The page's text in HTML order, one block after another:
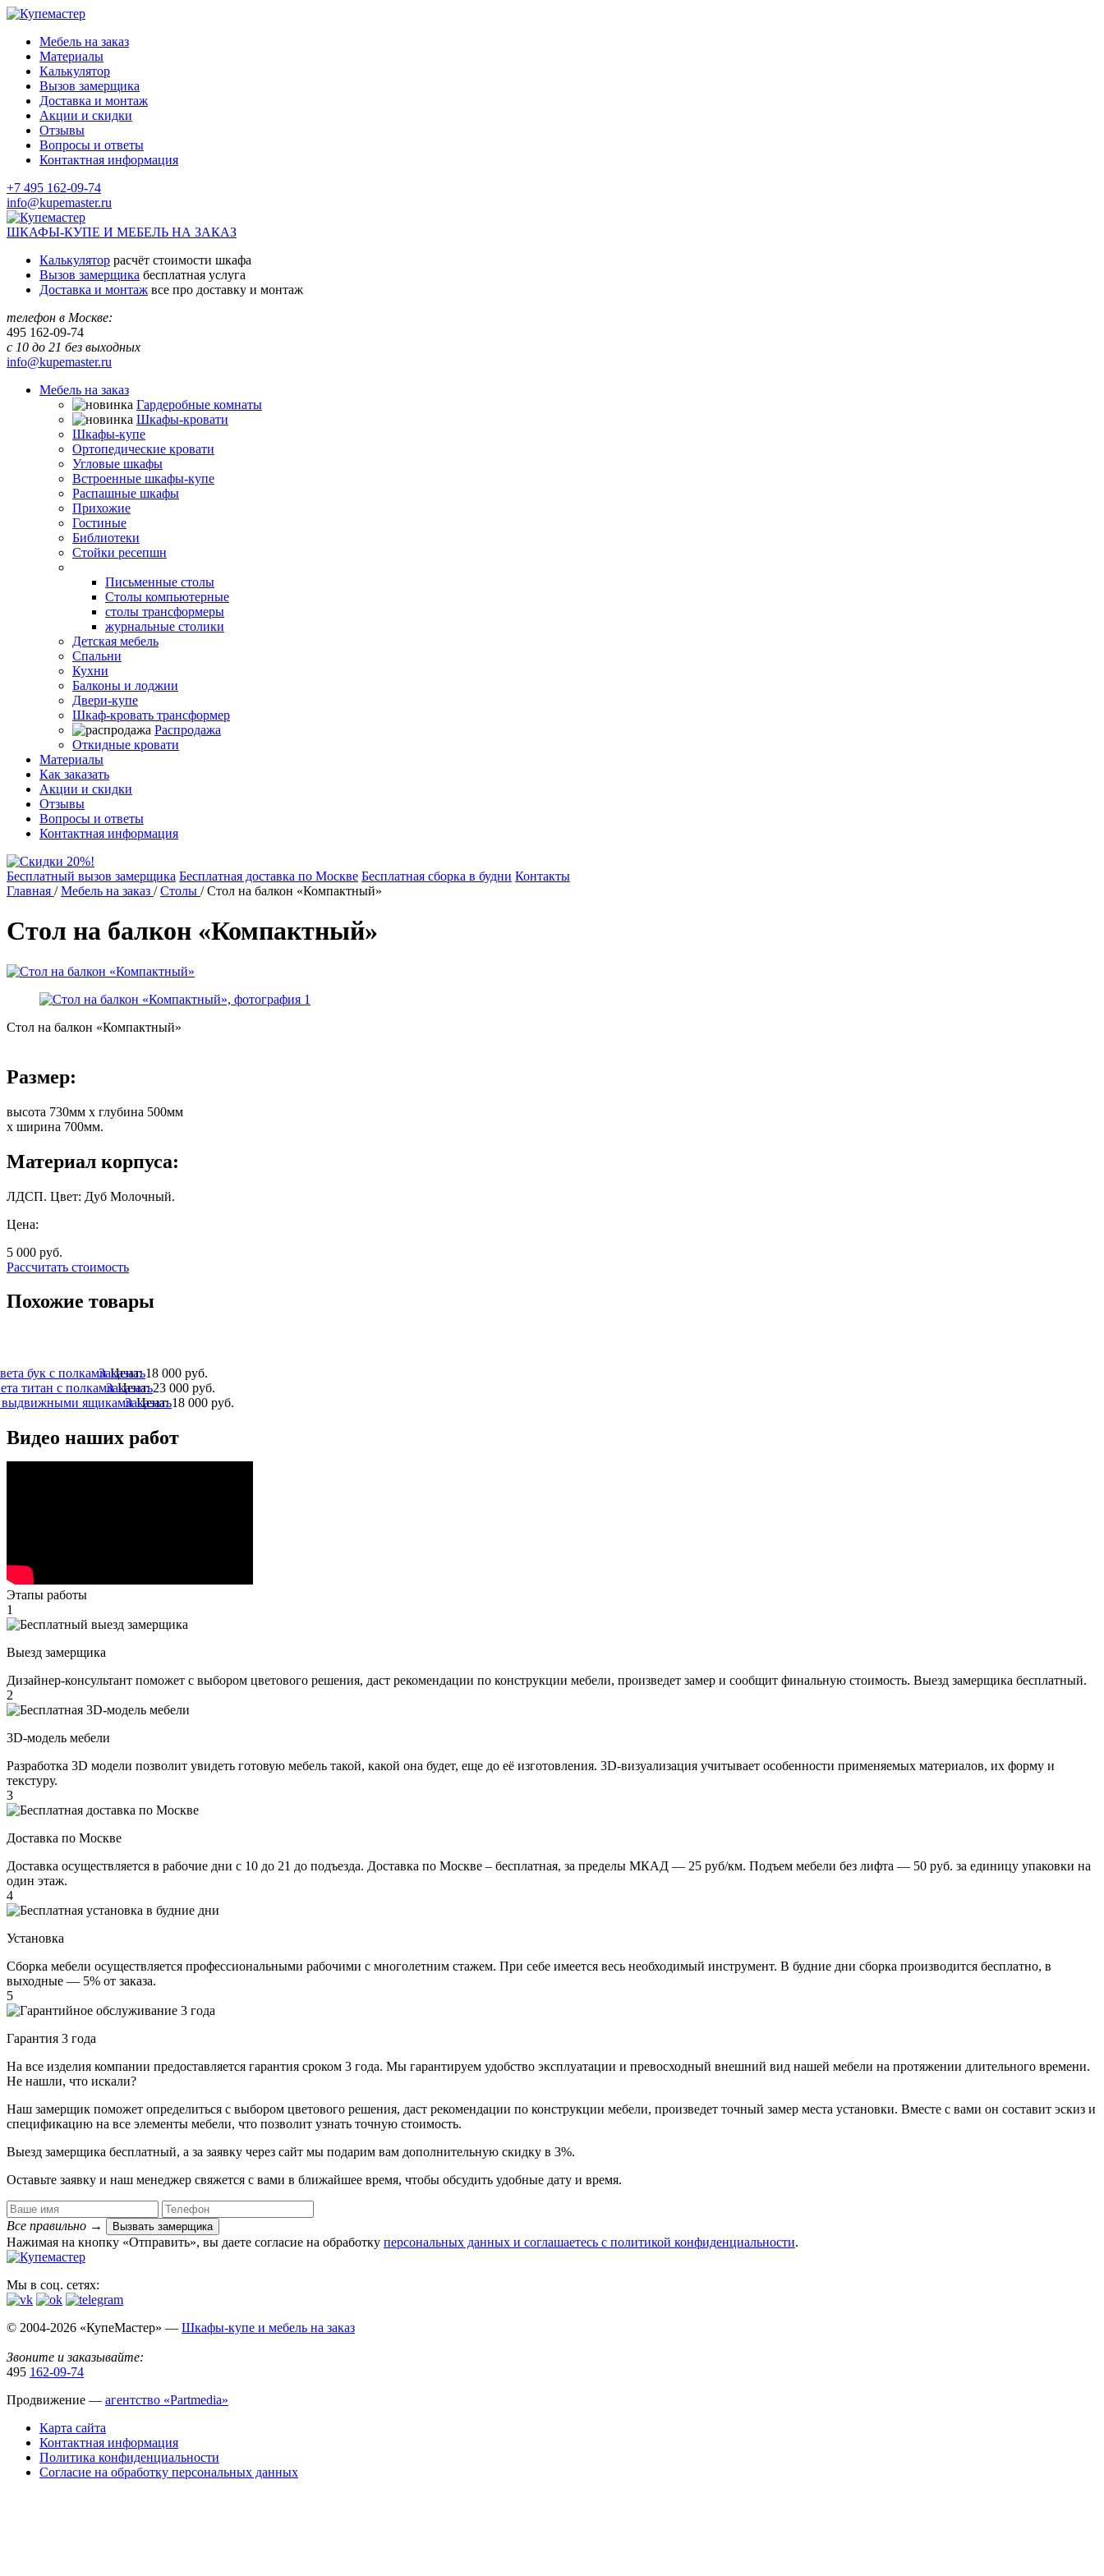
Мебель на заказ
Материалы
Калькулятор
Вызов замерщика
Доставка и монтаж
Акции и скидки
Отзывы
Вопросы и ответы
Контактная информация
+7 495 162-09-74
info@kupemaster.ru
ШКАФЫ-КУПЕ И МЕБЕЛЬ НА ЗАКАЗ
Калькулятор расчёт стоимости шкафа
Вызов замерщика бесплатная услуга
Доставка и монтаж все про доставку и монтаж
телефон в Москве:
495 162-09-74
с 10 до 21 без выходных
info@kupemaster.ru
Мебель на заказ
Гардеробные комнаты
Шкафы-кровати
Шкафы-купе
Ортопедические кровати
Угловые шкафы
Встроенные шкафы-купе
Распашные шкафы
Прихожие
Гостиные
Библиотеки
Стойки ресепшн
Письменные столы
Столы компьютерные
столы трансформеры
журнальные столики
Детская мебель
Спальни
Кухни
Балконы и лоджии
Двери-купе
Шкаф-кровать трансформер
Распродажа
Откидные кровати
Материалы
Как заказать
Акции и скидки
Отзывы
Вопросы и ответы
Контактная информация
Бесплатный вызов замерщика Бесплатная доставка по Москве Бесплатная сборка в будни Контакты
Главная /Мебель на заказ /Столы /Стол на балкон «Компактный»
Стол на балкон «Компактный»
Стол на балкон «Компактный»
Размер:
высота 730мм х глубина 500мм
х ширина 700мм.
Материал корпуса:
ЛДСП. Цвет: Дуб Молочный.
Цена:
5 000 руб.
Рассчитать стоимость
Похожие товары
бук с полками Цена:18 000руб.
Заказать
титан с полками Цена:23 000руб.
Заказать
выдвижными ящиками Цена:18 000руб.
Заказать
Видео наших работ
Этапы работы
1
Выезд замерщика
Дизайнер-консультант поможет с выбором цветового решения, даст рекомендации по конструкции мебели, произведет замер и сообщит финальную стоимость. Выезд замерщика бесплатный.
2
3D-модель мебели
Разработка 3D модели позволит увидеть готовую мебель такой, какой она будет, еще до её изготовления. 3D-визуализация учитывает особенности применяемых материалов, их форму и
текстуру.
3
Доставка по Москве
Доставка осуществляется в рабочие дни с 10 до 21 до подъезда. Доставка по Москве – бесплатная, за пределы МКАД — 25 руб/км. Подъем мебели без лифта — 50 руб. за единицу упаковки на
один этаж.
4
Установка
Сборка мебели осуществляется профессиональными рабочими с многолетним стажем. При себе имеется весь необходимый инструмент. В будние дни сборка производится бесплатно, в
выходные — 5% от заказа.
5
Гарантия 3 года
На все изделия компании предоставляется гарантия сроком 3 года. Мы гарантируем удобство эксплуатации и превосходный внешний вид нашей мебели на протяжении длительного времени.
Не нашли, что искали?
Наш замерщик поможет определиться с выбором цветового решения, даст рекомендации по конструкции мебели, произведет точный замер места установки. Вместе с вами он составит эскиз и
спецификацию на все элементы мебели, что позволит узнать точную стоимость.
Выезд замерщика бесплатный, а за заявку через сайт мы подарим вам дополнительную скидку в 3%.
Оставьте заявку и наш менеджер свяжется с вами в ближайшее время, чтобы обсудить удобные дату и время.
Все правильно → Вызвать замерщика
Нажимая на кнопку «Отправить», вы даете согласие на обработку персональных данных​ и соглашаетесь c политикой конфиденциальности.
Мы в соц. сетях:
© 2004-2026 «КупеМастер» — Шкафы-купе и мебель на заказ
Звоните и заказывайте:
495 162-09-74
Продвижение — агентство «Partmedia»
Карта сайта
Контактная информация
Политика конфиденциальности
Согласие на обработку персональных данных